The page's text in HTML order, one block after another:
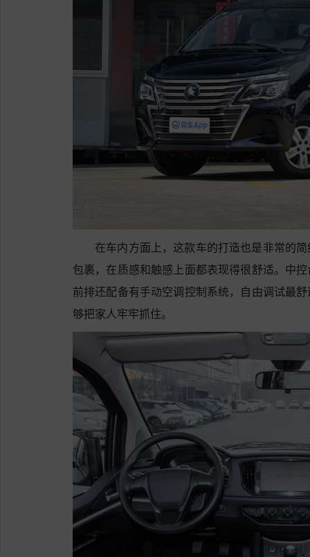
在车内方面上，这款车的打造也是非常的
包裹，在质感和触感上面都表现得很舒适。中
前排还配备有手动空调控制系统，自由调试最
够把家人牢牢抓住。